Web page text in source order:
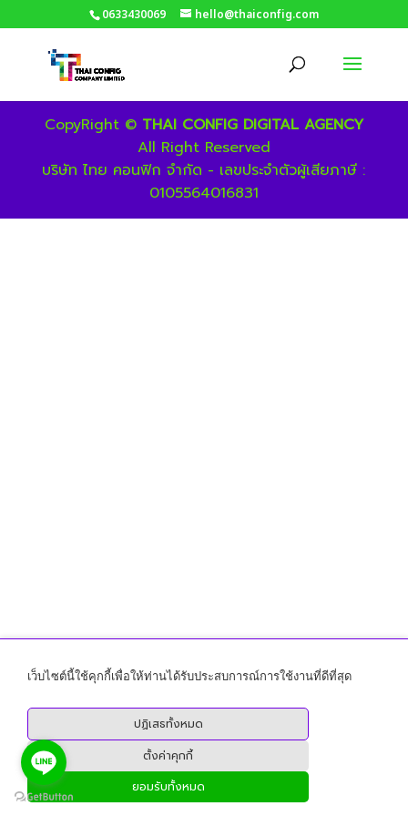
0633430069 hello@thaiconfig.com
CopyRight © THAI CONFIG DIGITAL AGENCY
All Right Reserved
บริษัท ไทย คอนฟิก จำกัด - เลขประจำตัวผู้เสียภาษี :
0105564016831
เว็บไซต์นี้ใช้คุกกี้เพื่อให้ท่านได้รับประสบการณ์การใช้งานที่ดีที่สุด
ปฏิเสธทั้งหมด
ตั้งค่าคุกกี้
ยอมรับทั้งหมด